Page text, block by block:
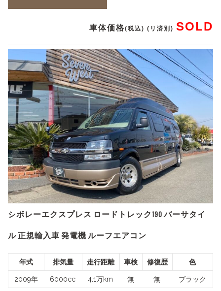
車体価格(税込) (リ済別)SOLD
シボレーエクスプレス ロードトレック190 バーサタイ
ル 正規輸入車 発電機 ルーフエアコン
年式 排気量 走行距離 車検 修復歴 色
2009年 6000cc 4.1万km 無 無 ブラック